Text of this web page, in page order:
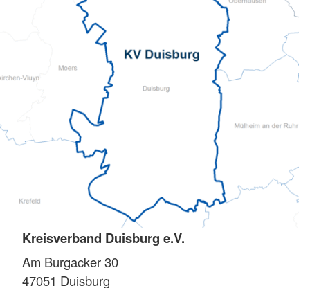
Kreisverband Duisburg e.V.
Am Burgacker 30
47051 Duisburg